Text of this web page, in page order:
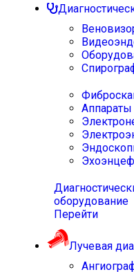
Аппараты
оборудование
Перейти
Лучевая